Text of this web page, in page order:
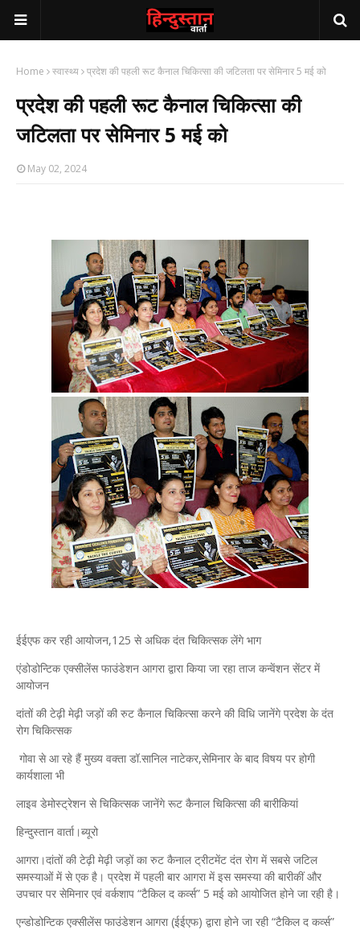
Home स्वास्थ्य प्रदेश की पहली रूट कैनाल चिकित्सा की जटिलता पर सेमिनार 5 मई को
प्रदेश की पहली रूट कैनाल चिकित्सा की
जटिलता पर सेमिनार 5 मई को
May 02, 2024
ईईएफ कर रही आयोजन,125 से अधिक दंत चिकित्सक लेंगे भाग
एंडोडोन्टिक एक्सीलेंस फाउंडेशन आगरा द्वारा किया जा रहा ताज कन्वेंशन सेंटर में
आयोजन
दांतों की टेढ़ी मेढ़ी जड़ों की रुट कैनाल चिकित्सा करने की विधि जानेंगे प्रदेश के दंत
रोग चिकित्सक
गोवा से आ रहे हैं मुख्य वक्ता डॉ.सानिल नाटेकर,सेमिनार के बाद विषय पर होगी
कार्यशाला भी
लाइव डेमोस्ट्रेशन से चिकित्सक जानेंगे रूट कैनाल चिकित्सा की बारीकियां
हिन्दुस्तान वार्ता।ब्यूरो
आगरा।दांतों की टेढ़ी मेढ़ी जड़ों का रुट कैनाल ट्रीटमेंट दंत रोग में सबसे जटिल
समस्याओं में से एक है। प्रदेश में पहली बार आगरा में इस समस्या की बारीकीं और
उपचार पर सेमिनार एवं वर्कशाप “टैकिल द कर्व्स” 5 मई को आयोजित होने जा रही है।
एन्डोडोन्टिक एक्सीलेंस फाउंडेशन आगरा (ईईएफ) द्वारा होने जा रही “टैकिल द कर्व्स”